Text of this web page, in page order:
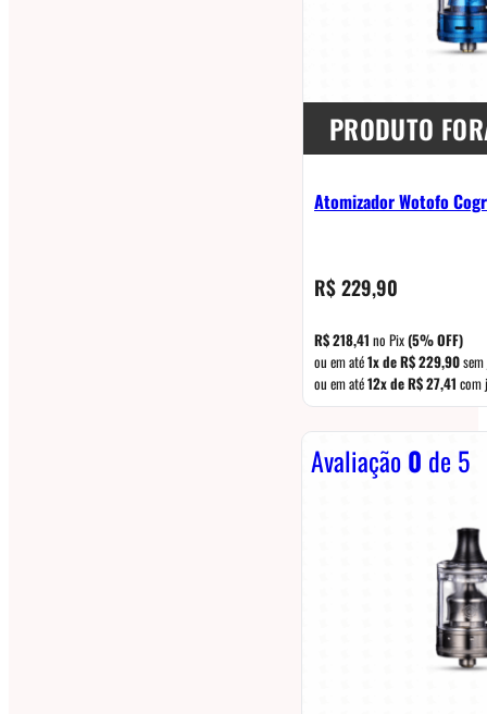
PRODUTO
Atomizador Wotofo
R$229,90
R$218,41 no Pix(5% OFF)
ou em até1x deR$229,90
ou em até12x deR$27,41 com
Avaliação0 de 5